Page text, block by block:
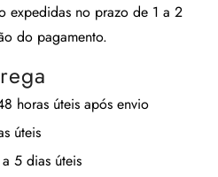
expedidas no prazo de 1 a 2
do pagamento.
horas úteis após envio
úteis
5 dias úteis